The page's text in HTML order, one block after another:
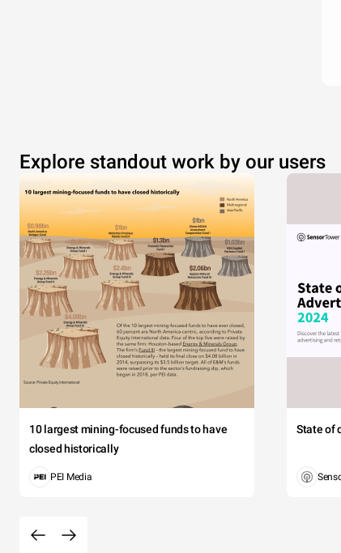
Explore standout work by our users
10 largest mining-focused funds to have
closed historically
PEI Media
State of